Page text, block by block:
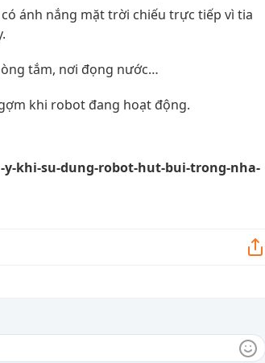
ánh nắng mặt trời chiếu trực tiếp vì tia
tắm, nơi đọng nước…
khi robot đang hoạt động.
khi-su-dung-robot-hut-bui-trong-nha-